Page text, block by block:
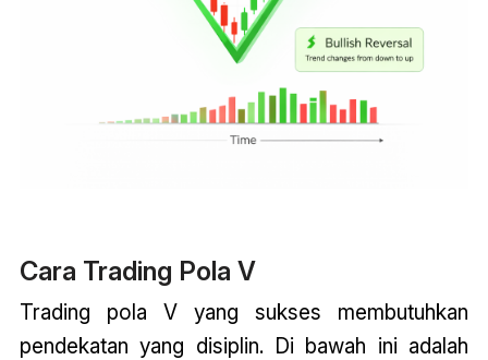
Cara Trading Pola V
Trading pola V yang sukses membutuhkan
pendekatan yang disiplin. Di bawah ini adalah